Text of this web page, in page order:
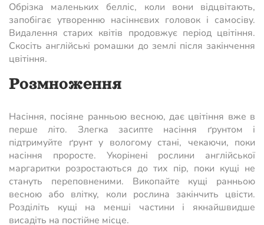
Обрізка маленьких белліс, коли вони відцвітають,
запобігає утворенню насіннєвих головок і самосіву.
Видалення старих квітів продовжує період цвітіння.
Скосіть англійські ромашки до землі після закінчення
цвітіння.
Розмноження
Насіння, посіяне ранньою весною, дає цвітіння вже в
перше літо. Злегка засипте насіння ґрунтом і
підтримуйте ґрунт у вологому стані, чекаючи, поки
насіння проросте. Укорінені рослини англійської
маргаритки розростаються до тих пір, поки кущі не
стануть переповненими. Викопайте кущі ранньою
весною або влітку, коли рослина закінчить цвісти.
Розділіть кущі на менші частини і якнайшвидше
висадіть на постійне місце.